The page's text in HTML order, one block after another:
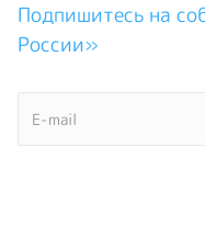
Подпишитесь на
России»